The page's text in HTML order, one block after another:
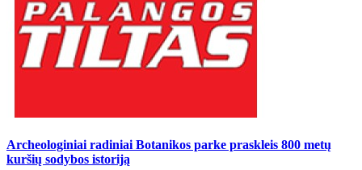
Archeologiniai radiniai Botanikos parke praskleis 800 metų
kuršių sodybos istoriją